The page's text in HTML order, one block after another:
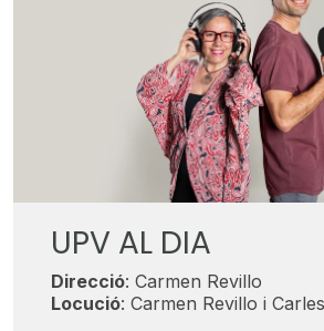
UPV AL DIA
Direcció: Carmen Revillo
Locució: Carmen Revillo i